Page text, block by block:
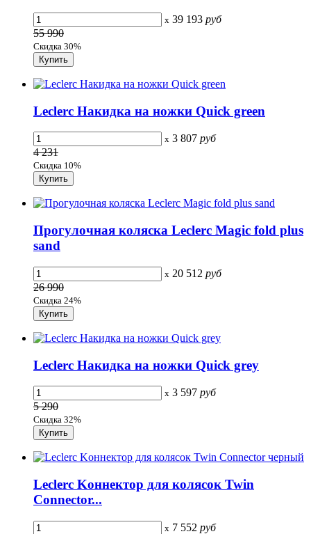
x 39 193 руб
55 990
Скидка 30%
Leclerc Накидка на ножки Quick green
x 3 807 руб
4 231
Скидка 10%
Прогулочная коляска Leclerc Magic fold plus
sand
x 20 512 руб
26 990
Скидка 24%
Leclerc Накидка на ножки Quick grey
x 3 597 руб
5 290
Скидка 32%
Leclerc Kоннектор для колясок Twin
Connector...
x 7 552 руб